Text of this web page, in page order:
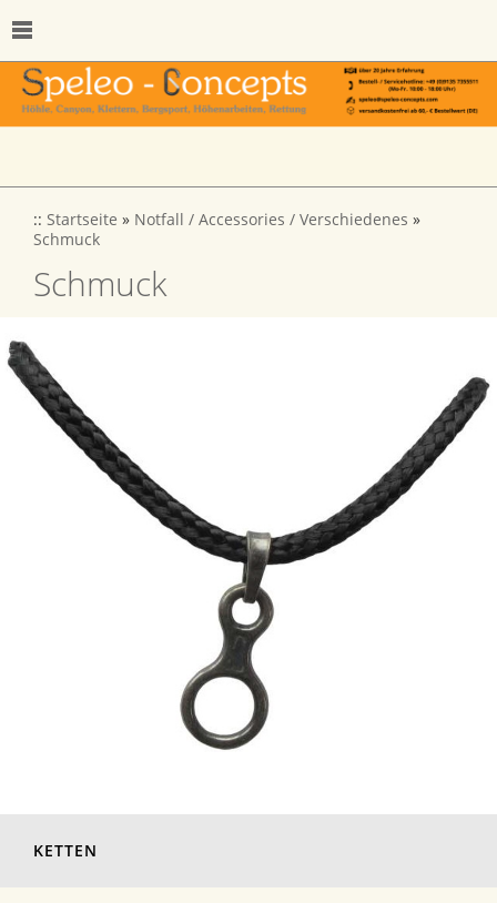
:: Startseite » Notfall / Accessories / Verschiedenes »
Schmuck
Schmuck
KETTEN